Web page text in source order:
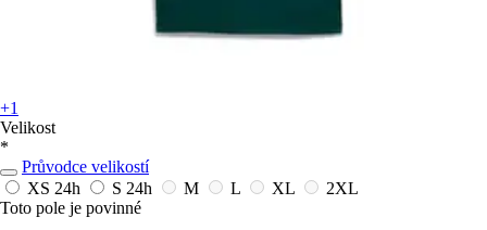
+1
Velikost
*
Průvodce velikostí
XS 24h S 24h M L XL
2XL
Toto pole je povinné